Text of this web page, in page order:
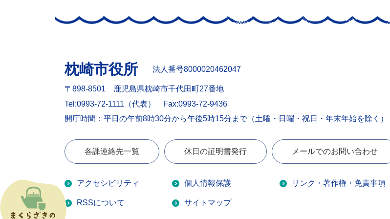
枕崎市役所 法人番号8000020462047
〒898-8501 鹿児島県枕崎市千代田町27番地
Tel:0993-72-1111（代表）
Fax:0993-72-9436
開庁時間：平日の午前8時30分から午後5時15分まで（土曜・日曜・祝日・年末年始を除く）
各課連絡先一覧 休日の証明書発行 メールでのお問い合わせ
アクセシビリティ 個人情報保護 リンク・著作権・免責事項
RSSについて サイトマップ